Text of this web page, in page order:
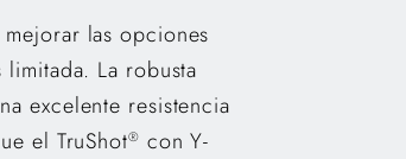
las opciones
La robusta
excelente resistencia
el TruShot® con Y-